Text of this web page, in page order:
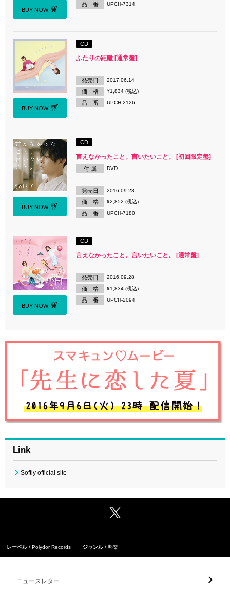
BUY NOW
品 番 UPCH-7314
BUY NOW
CD
ふたりの距離 [通常盤]
発売日 2017.06.14
価 格 ¥1,834 (税込)
品 番 UPCH-2126
BUY NOW
CD
言えなかったこと。言いたいこと。 [初回限定盤]
付 属 DVD
発売日 2016.09.28
価 格 ¥2,852 (税込)
品 番 UPCH-7180
BUY NOW
CD
言えなかったこと。言いたいこと。 [通常盤]
発売日 2016.09.28
価 格 ¥1,834 (税込)
品 番 UPCH-2094
Link
Softly official site
レーベル Polydor Records ジャンル 邦楽
ニュースレター